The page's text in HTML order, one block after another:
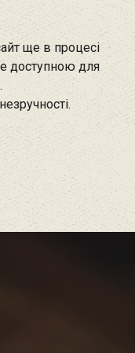
ще в процесі
доступною для